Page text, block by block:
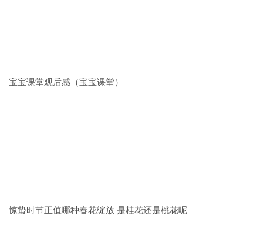
宝宝课堂观后感（宝宝课堂）
惊蛰时节正值哪种春花绽放 是桂花还是桃花呢